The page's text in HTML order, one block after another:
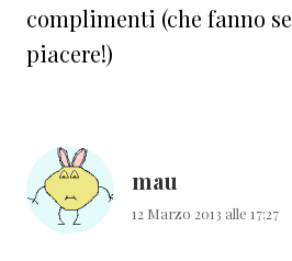
complimenti (che fanno
piacere!)
mau
12 Marzo 2013 alle 17:27